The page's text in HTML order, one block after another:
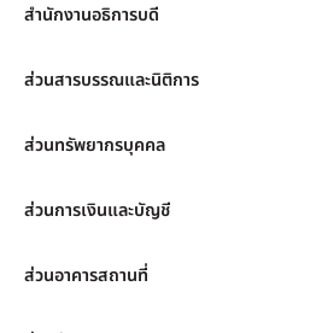
สำนักงานอธิการบดี
ส่วนสารบรรณและนิติการ
ส่วนทรัพยากรบุคคล
ส่วนการเงินและบัญชี
ส่วนอาคารสถานที่